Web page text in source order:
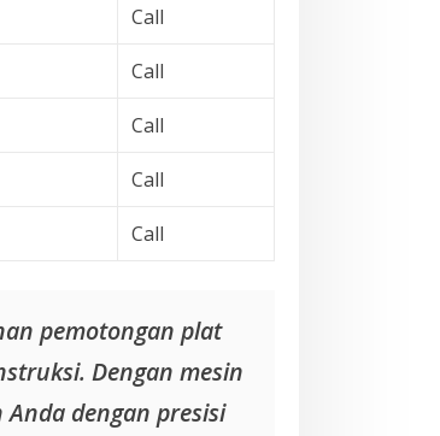
Call
Call
Call
Call
Call
pemotongan plat
Dengan mesin
dengan presisi